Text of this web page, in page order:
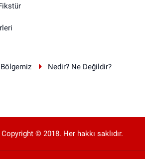
Bölgemiz Nedir? Ne Değildir?
Copyright © 2018. Her hakkı saklıdır.